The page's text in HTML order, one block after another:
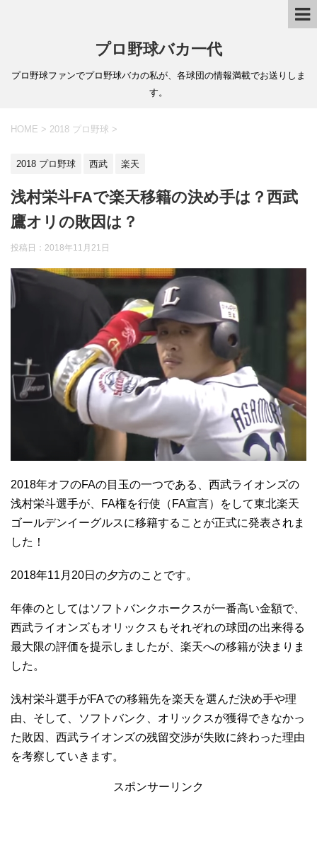
プロ野球バカ一代
プロ野球ファンでプロ野球バカの私が、各球団の情報満載でお送りしま
す。
HOME > 2018 プロ野球 >
2018 プロ野球 西武 楽天
浅村栄斗FAで楽天移籍の決め手は？西武
鷹オリの敗因は？
投稿日： 2018年11月21日
2018年オフのFAの目玉の一つである、西武ライオンズの
浅村栄斗選手が、FA権を行使（FA宣言）をして東北楽天
ゴールデンイーグルスに移籍することが正式に発表されま
した！
2018年11月20日の夕方のことです。
年俸のとしてはソフトバンクホークスが一番高い金額で、
西武ライオンズもオリックスもそれぞれの球団の出来得る
最大限の評価を提示しましたが、楽天への移籍が決まりま
した。
浅村栄斗選手がFAでの移籍先を楽天を選んだ決め手や理
由、そして、ソフトバンク、オリックスが獲得できなかっ
た敗因、西武ライオンズの残留交渉が失敗に終わった理由
を考察していきます。
スポンサーリンク